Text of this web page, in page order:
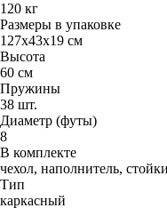
120 кг
Размеры в упаковке
127x43x19 см
Высота
60 см
Пружины
38 шт.
Диаметр (футы)
8
В комплекте
чехол, наполнитель, стойки
Тип
каркасный